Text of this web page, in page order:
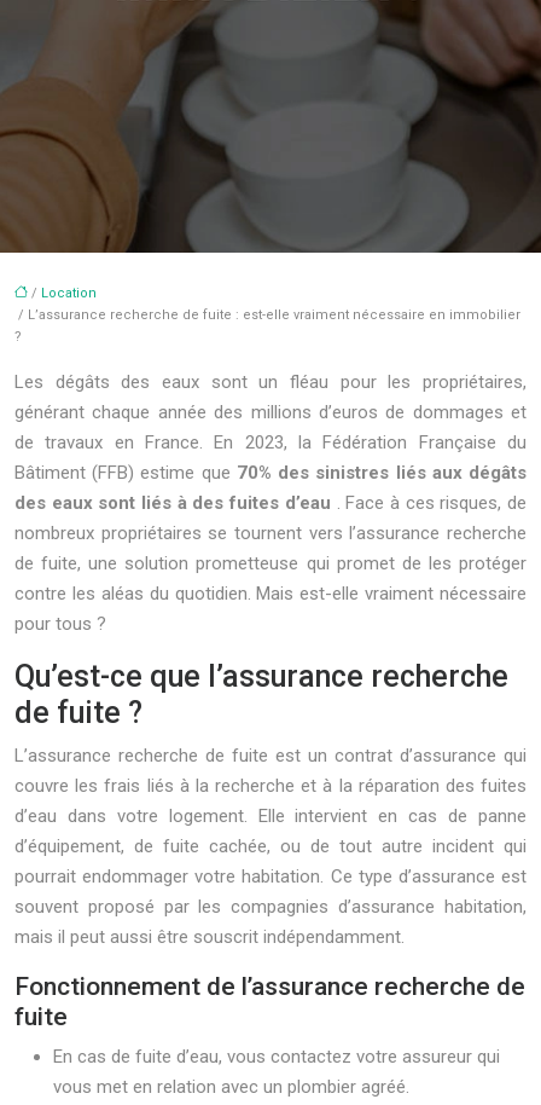
/ Location
/ L’assurance recherche de fuite : est-elle vraiment nécessaire en immobilier
?
Les dégâts des eaux sont un fléau pour les propriétaires,
générant chaque année des millions d’euros de dommages et
de travaux en France. En 2023, la Fédération Française du
Bâtiment (FFB) estime que 70% des sinistres liés aux dégâts
des eaux sont liés à des fuites d’eau . Face à ces risques, de
nombreux propriétaires se tournent vers l’assurance recherche
de fuite, une solution prometteuse qui promet de les protéger
contre les aléas du quotidien. Mais est-elle vraiment nécessaire
pour tous ?
Qu’est-ce que l’assurance recherche
de fuite ?
L’assurance recherche de fuite est un contrat d’assurance qui
couvre les frais liés à la recherche et à la réparation des fuites
d’eau dans votre logement. Elle intervient en cas de panne
d’équipement, de fuite cachée, ou de tout autre incident qui
pourrait endommager votre habitation. Ce type d’assurance est
souvent proposé par les compagnies d’assurance habitation,
mais il peut aussi être souscrit indépendamment.
Fonctionnement de l’assurance recherche de
fuite
En cas de fuite d’eau, vous contactez votre assureur qui
vous met en relation avec un plombier agréé.